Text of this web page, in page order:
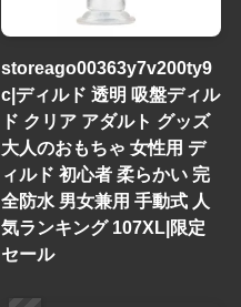
storeago00363y7v200ty9
c|ディルド 透明 吸盤ディル
ド クリア アダルト グッズ
大人のおもちゃ 女性用 デ
ィルド 初心者 柔らかい 完
全防水 男女兼用 手動式 人
気ランキング 107XL|限定
セール